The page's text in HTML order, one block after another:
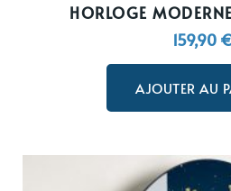
HORLOGE
159,90 €
AJOUTER AU